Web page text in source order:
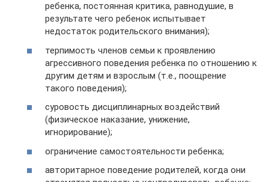
ребенка, постоянная критика, равнодушие, в
результате чего ребенок испытывает
недостаток родительского внимания);
терпимость членов семьи к проявлению
агрессивного поведения ребенка по отношению к
другим детям и взрослым (т.е., поощрение
такого поведения);
суровость дисциплинарных воздействий
(физическое наказание, унижение,
игнорирование);
ограничение самостоятельности ребенка;
авторитарное поведение родителей, когда они